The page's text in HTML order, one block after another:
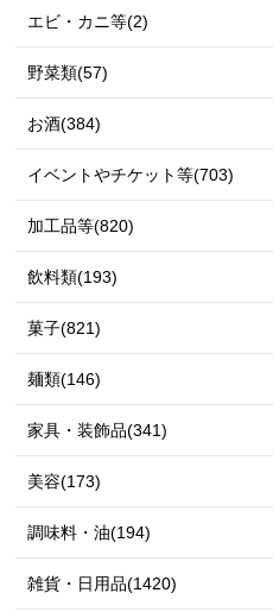
エビ・カニ等(2)
野菜類(57)
お酒(384)
イベントやチケット等(703)
加工品等(820)
飲料類(193)
菓子(821)
麺類(146)
家具・装飾品(341)
美容(173)
調味料・油(194)
雑貨・日用品(1420)